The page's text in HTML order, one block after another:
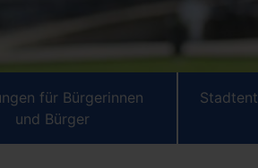
für Bürgerinnen
und Bürger